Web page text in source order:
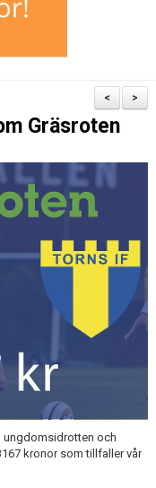
>
<
Gräsroten
ungdomsidrotten och
kronor som tillfaller vår